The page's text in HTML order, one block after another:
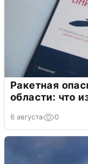
Ракетная
области: что
6 августа 0